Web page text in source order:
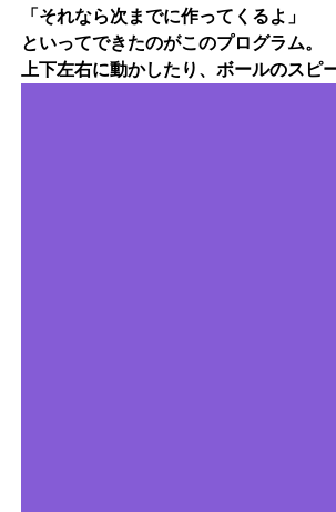
「それなら次までに作ってくるよ」
といってできたのがこのプログラム。
上下左右に動かしたり、ボールのス